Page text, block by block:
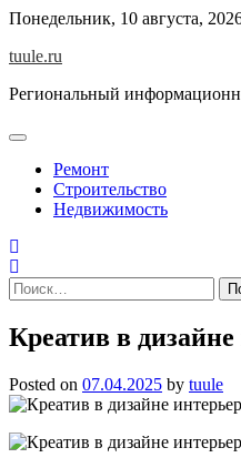
Skip
content
Понедельник, 10 августа,
tuule.ru
Региональный
Ремонт
Строительство
Недвижимость
Найти:
Креатив в дизайне
Posted on 07.04.2025 by tuule